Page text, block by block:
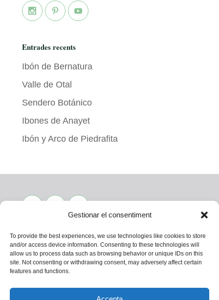
Gestionar el consentiment
To provide the best experiences, we use technologies like cookies to store
and/or access device information. Consenting to these technologies will
allow us to process data such as browsing behavior or unique IDs on this
site. Not consenting or withdrawing consent, may adversely affect certain
features and functions.
Entrades recents
Ibón de Bernatura
Valle de Otal
Sendero Botánico
Ibones de Anayet
Ibón y Arco de Piedrafita
CONTACTA
Política de cookies (UE)